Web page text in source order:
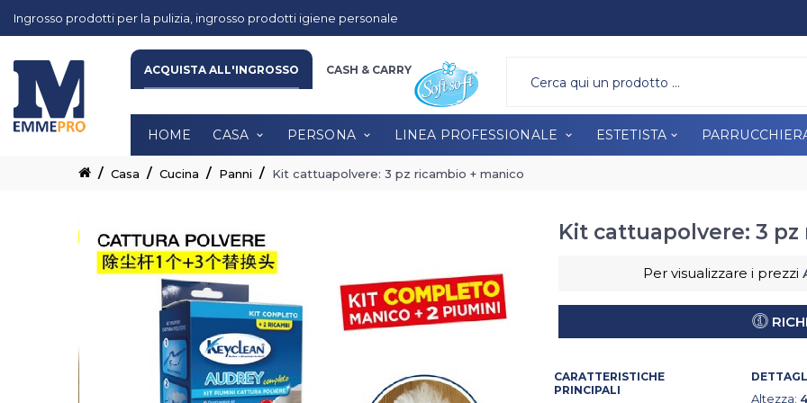
HOME CASA PERSONA LINEA PROFESSIONALE
Ingrosso prodotti per la pulizia, ingrosso prodotti igiene personale
ACQUISTA ALL'INGROSSO CASH & CARRY
HOME CASA PERSONA LINEA PROFESSIONALE ESTETISTA
Casa Cucina Panni Kit cattuapolvere: 3 pz ricambio + manico
Kit cattuapolvere: 3
Per visualizzare i prezzi
CARATTERISTICHE
PRINCIPALI
Altezza: